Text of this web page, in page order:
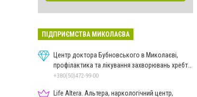
ПІДПРИЄМСТВА МИКОЛАЄВА
Центр доктора Бубновського в Миколаєві,
профілактика та лікування захворювань хребта
і суглобів
+380(50)472-99-00
Life Altera. Альтера, наркологічний центр,